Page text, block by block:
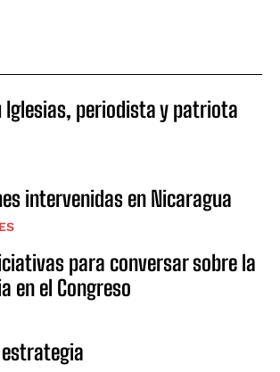
Iglesias, periodista y patriota
intervenidas en Nicaragua
para conversar sobre la
en el Congreso